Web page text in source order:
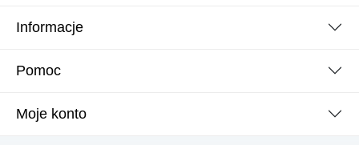
Informacje
Pomoc
Moje konto